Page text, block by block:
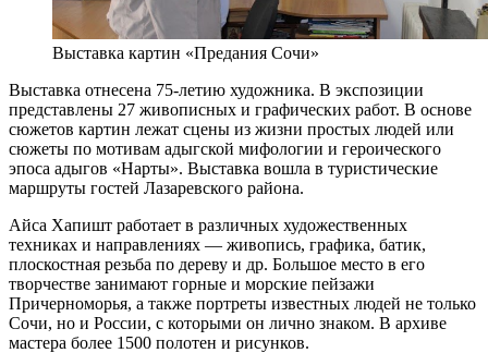
Выставка картин «Предания Сочи»
Выставка отнесена 75-летию художника. В экспозиции
представлены 27 живописных и графических работ. В основе
сюжетов картин лежат сцены из жизни простых людей или
сюжеты по мотивам адыгской мифологии и героического
эпоса адыгов «Нарты». Выставка вошла в туристические
маршруты гостей Лазаревского района.
Айса Хапишт работает в различных художественных
техниках и направлениях — живопись, графика, батик,
плоскостная резьба по дереву и др. Большое место в его
творчестве занимают горные и морские пейзажи
Причерноморья, а также портреты известных людей не только
Сочи, но и России, с которыми он лично знаком. В архиве
мастера более 1500 полотен и рисунков.